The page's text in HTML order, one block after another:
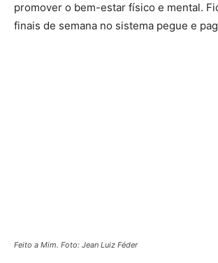
promover o bem-estar físico e mental.
finais de semana no sistema pegue e
Feito a Mim. Foto: Jean Luiz Féder